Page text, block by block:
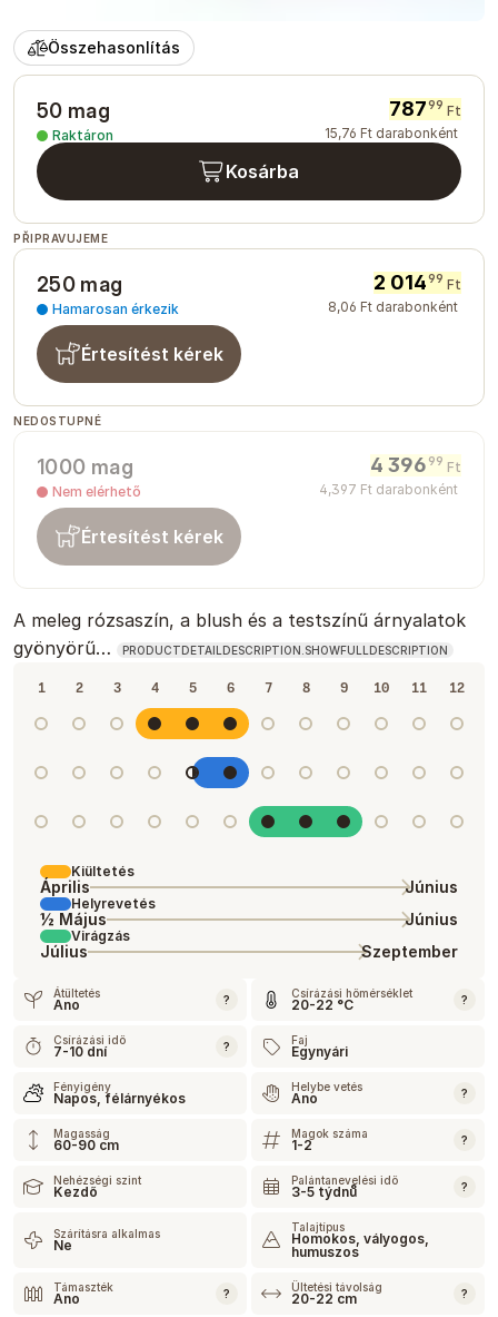
Összehasonlítás
50 mag
Raktáron
78799 Ft
15,76 Ft darabonként
Kosárba
PŘIPRAVUJEME
250 mag
Hamarosan érkezik
2 01499 Ft
8,06 Ft darabonként
Értesítést kérek
NEDOSTUPNÉ
1000 mag
Nem elérhető
4 396 99 Ft
4,397 Ft darabonként
Értesítést kérek
A meleg rózsaszín, a blush és a testszínű árnyalatok
gyönyörű…
PRODUCTDETAILDESCRIPTION.SHOWFULLDESCRIPTION
1 2 3 4 5 6 7 8 9 10 11 12
Kiültetés
Április Június
Helyrevetés
½ Május Június
Virágzás
Július Szeptember
Átültetés
Ano ? Csírázási hőmérséklet
20-22 °C ?
Csírázási idő
7-10 dní ? Faj
Egynyári
Fényigény
Napos, félárnyékos
Helybe vetés
Ano ?
Magasság
60-90 cm
Magok száma
1-2 ?
Nehézségi szint
Kezdő
Palántanevelési idő
3-5 týdnů ?
Szárításra alkalmas
Ne
Talajtípus
Homokos, vályogos,
humuszos
Támaszték
Ano ? Ültetési távolság
20-22 cm ?